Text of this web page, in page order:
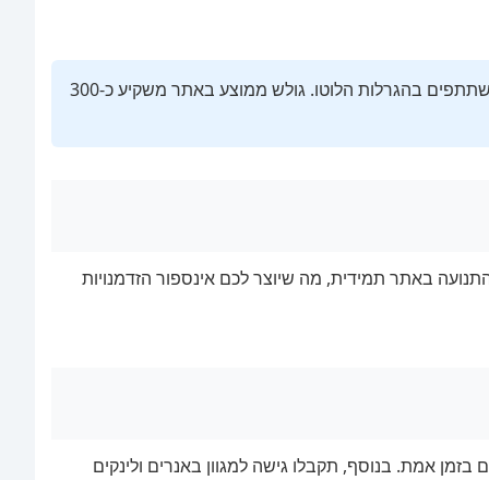
לפי הלשכה המרכזית לסטטיסטיקה, כ-80% מהאוכלוסייה בישראל משתתפים בהגרלות הלוטו. גולש ממוצע באתר משקיע כ-300
באתר תמידית, מה שיוצר לכם אינספור הזדמנויות
אמת. בנוסף, תקבלו גישה למגוון באנרים ולינקים